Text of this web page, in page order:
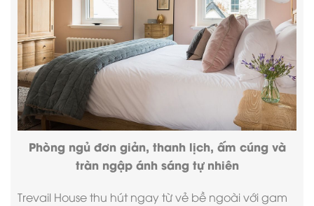
Phòng ngủ đơn giản, thanh lịch, ấm cúng và
tràn ngập ánh sáng tự nhiên
Trevail House thu hút ngay từ vẻ bề ngoài với gam